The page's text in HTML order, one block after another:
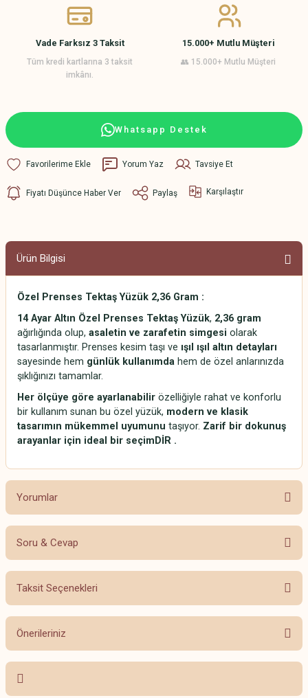
Vade Farksız 3 Taksit
Tüm kredi kartlarına 3 taksit
imkânı.
15.000+ Mutlu Müşteri
👥 15.000+ Mutlu Müşteri
Whatsapp Destek
Yorum Yaz Tavsiye Et
Fiyatı Düşünce Haber Ver Paylaş Karşılaştır
Ürün Bilgisi
Özel Prenses Tektaş Yüzük 2,36 Gram :
14 Ayar Altın Özel Prenses Tektaş Yüzük, 2,36 gram
ağırlığında olup, asaletin ve zarafetin simgesi olarak
tasarlanmıştır. Prenses kesim taşı ve ışıl ışıl altın detayları
sayesinde hem günlük kullanımda hem de özel anlarınızda
şıklığınızı tamamlar.
Her ölçüye göre ayarlanabilir özelliğiyle rahat ve konforlu
bir kullanım sunan bu özel yüzük, modern ve klasik
tasarımın mükemmel uyumunu taşıyor. Zarif bir dokunuş
arayanlar için ideal bir seçimDİR .
Yorumlar
Bu ürüne ilk yorumu siz yapın!
Soru & Cevap
Ürün hakkında henüz soru sorulmamış.
Taksit Seçenekleri
Önerileriniz
Bu ürünün fiyat bilgisi, resim, ürün açıklamalarında ve diğer konularda
yetersiz gördüğünüz noktaları öneri formunu kullanarak tarafımıza